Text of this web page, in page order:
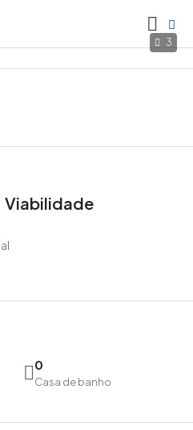
3
Viabilidade
0
Casa de banho